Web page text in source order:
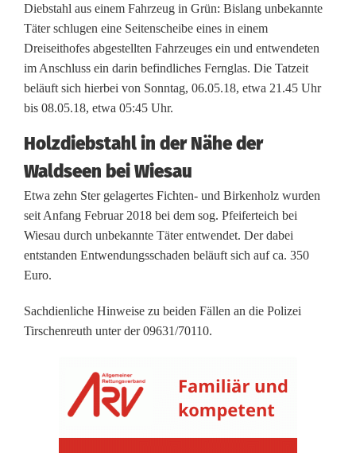
b
s
t
ä
h
l
e
b
e
s
c
Diebstahl aus einem Fahrzeug in Grün: Bislang unbekannte
Täter schlugen eine Seitenscheibe eines in einem
Dreiseithofes abgestellten Fahrzeuges ein und entwendeten
im Anschluss ein darin befindliches Fernglas. Die Tatzeit
beläuft sich hierbei von Sonntag, 06.05.18, etwa 21.45 Uhr
bis 08.05.18, etwa 05:45 Uhr.
Holzdiebstahl in der Nähe der
Waldseen bei Wiesau
Etwa zehn Ster gelagertes Fichten- und Birkenholz wurden
seit Anfang Februar 2018 bei dem sog. Pfeiferteich bei
Wiesau durch unbekannte Täter entwendet. Der dabei
entstanden Entwendungsschaden beläuft sich auf ca. 350
Euro.
Sachdienliche Hinweise zu beiden Fällen an die Polizei
Tirschenreuth unter der 09631/70110.